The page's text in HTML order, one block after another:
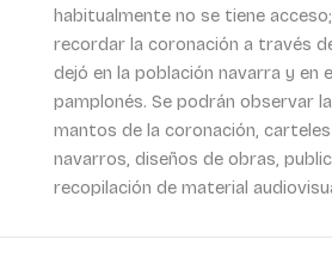
habitualmente no se tiene
recordar la coronación a través
dejó en la población navarra y en
pamplonés. Se podrán observar
mantos de la coronación,
navarros, diseños de obras,
recopilación de material